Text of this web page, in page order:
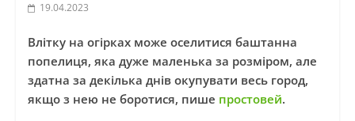
19.04.2023
Влітку на огірках може оселитися баштанна
попелиця, яка дуже маленька за розміром, але
здатна за декілька днів окупувати весь город,
якщо з нею не боротися, пише простовей.